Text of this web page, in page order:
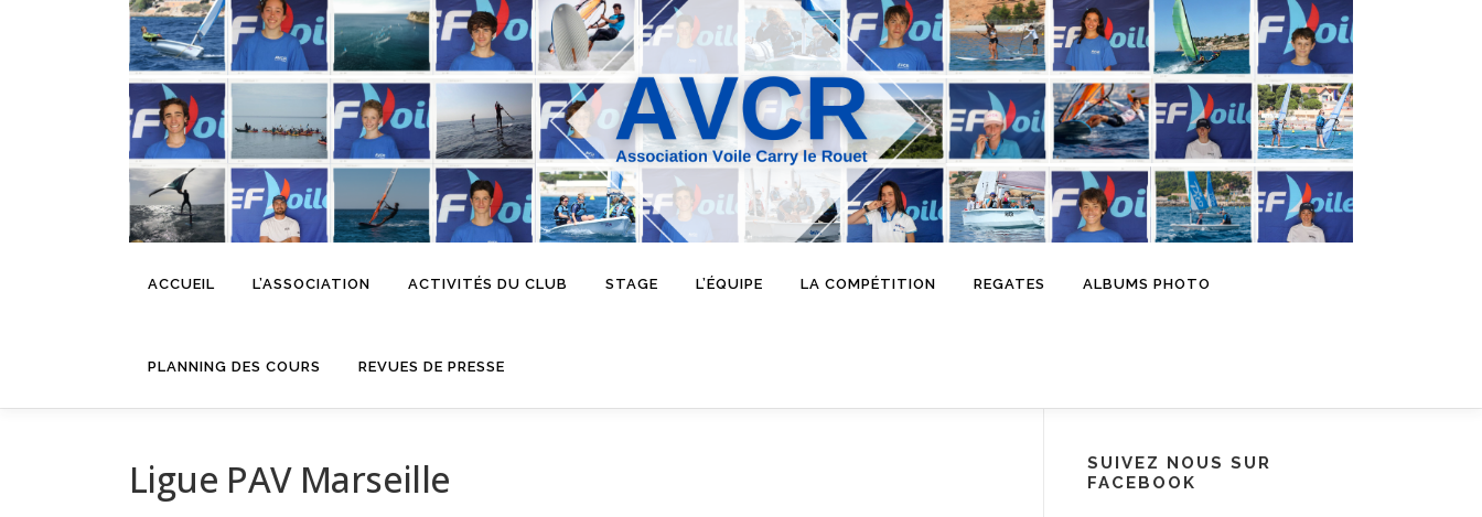
ACCUEIL L’ASSOCIATION ACTIVITÉS DU CLUB STAGE L’ÉQUIPE LA COMPÉTITION REGATES ALBUMS PHOTO
PLANNING DES COURS REVUES DE PRESSE
Ligue PAV Marseille
SUIVEZ NOUS SUR
FACEBOOK